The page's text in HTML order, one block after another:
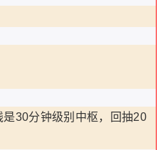
30分钟级别中枢，回抽20